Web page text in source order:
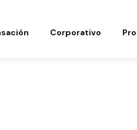
Corporativo